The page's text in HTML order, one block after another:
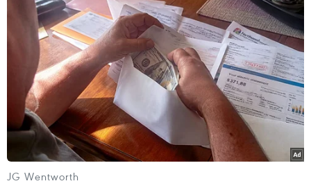
Theo dõi VietnamPlus
TIN CÙNG CHUYÊN MỤC
JG Wentworth